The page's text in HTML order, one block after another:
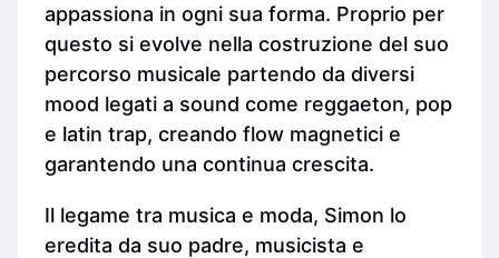
appassiona in ogni sua forma. Proprio per
questo si evolve nella costruzione del suo
percorso musicale partendo da diversi
mood legati a sound come reggaeton, pop
e latin trap, creando flow magnetici e
garantendo una continua crescita.
Il legame tra musica e moda, Simon lo
eredita da suo padre, musicista e